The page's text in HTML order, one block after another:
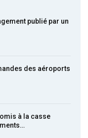
publié par un
des aéroports
à la casse